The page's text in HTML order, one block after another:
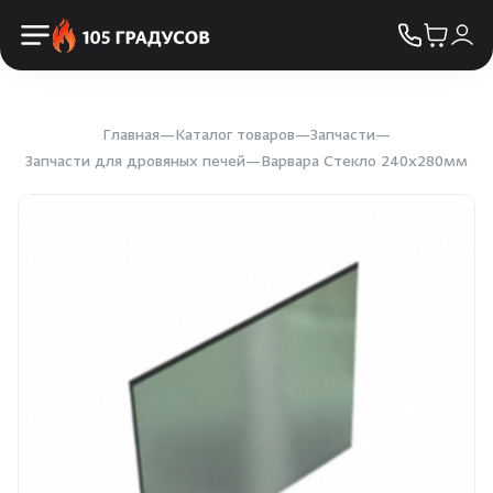
Освещение
Облицовка и порталы
SPA-оборудование
Главная Каталог товаров
Запчасти
Запчасти для дровяных печей
Варвара Стекло 240х280мм